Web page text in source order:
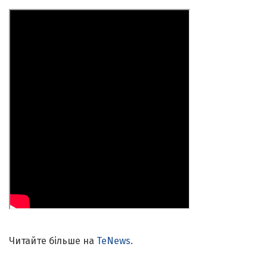
Читайте більше на TeNews.